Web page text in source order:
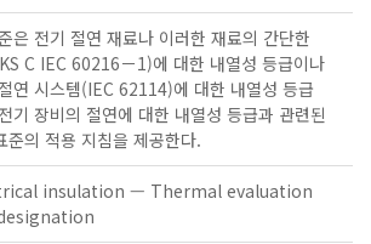
은 전기 절연 재료나 이러한 재료의 간단한
C IEC 60216－1)에 대한 내열성 등급이나
연 시스템(IEC 62114)에 대한 내열성 등급
기 장비의 절연에 대한 내열성 등급과 관련된
준의 적용 지침을 제공한다.
insulation — Thermal evaluation